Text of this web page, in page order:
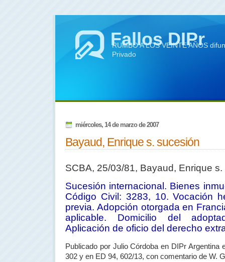
Fallos DIPr
RUMBO A LOS VEINTE AÑOS
Privado
miércoles, 14 de marzo de 2007
Bayaud, Enrique s. sucesión
SCBA, 25/03/81, Bayaud, Enrique
Sucesión internacional. Bienes
Código Civil: 3283, 10. Vocación
previa. Adopción otorgada en
aplicable. Domicilio del
Aplicación de oficio del derecho
Publicado por Julio Córdoba en DIPr Argentina
302 y en ED 94, 602/13, con comentario de W.